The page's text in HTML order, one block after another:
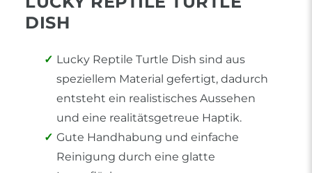
DISH
Lucky Reptile Turtle Dish sind aus
speziellem Material gefertigt, dadurch
entsteht ein realistisches Aussehen
und eine realitätsgetreue Haptik.
Gute Handhabung und einfache
Reinigung durch eine glatte